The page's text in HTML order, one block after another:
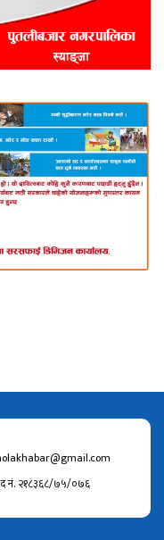
नं. २१८३६८/७५/०७६